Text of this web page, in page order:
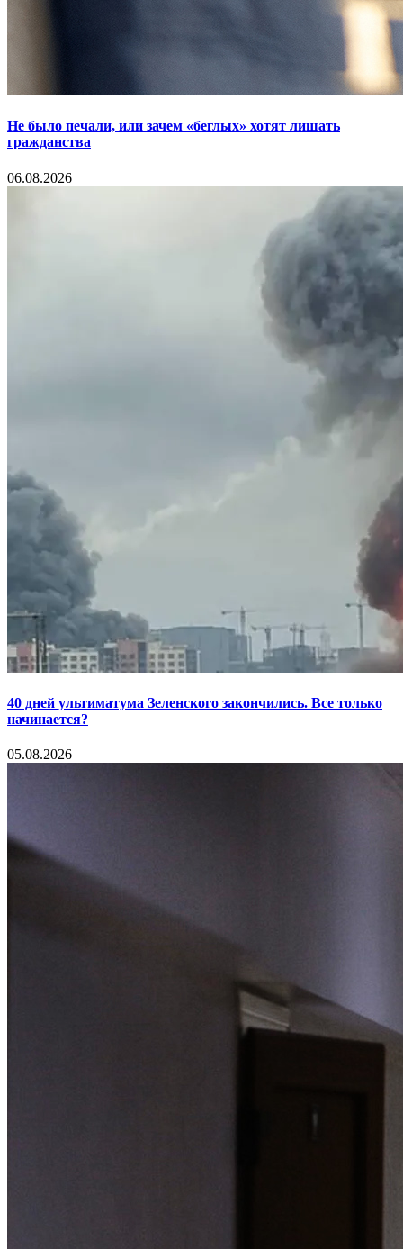
Не было печали, или зачем «беглых» хотят лишать
гражданства
06.08.2026
40 дней ультиматума Зеленского закончились. Все только
начинается?
05.08.2026